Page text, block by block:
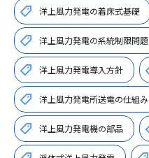
洋上風力発電の着床式基礎
洋上風力発電の系統制限問題
洋上風力発電導入方針
洋上風力発電所送電の仕組み
洋上風力発電機の部品